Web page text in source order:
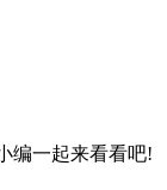
编一起来看看吧!